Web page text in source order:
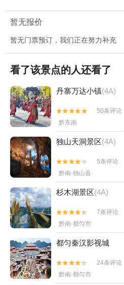
暂无报价
暂无门票预订，我们正在努力补充
看了该景点的人还看了
丹寨万达小镇(4A)


50条评论
黔东南
独山天洞景区(4A)


5条评论
黔南·独山县
杉木湖景区(4A)


7条评论
黔南·都匀市
都匀秦汉影视城


24条评论
黔南·都匀市